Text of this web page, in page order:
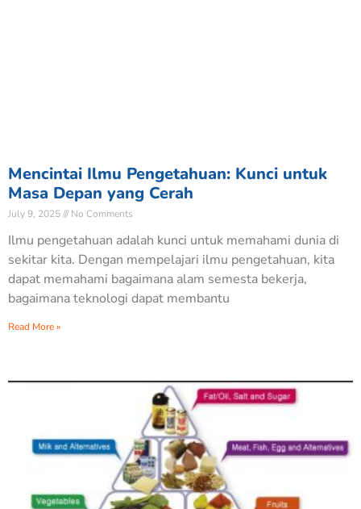
Mencintai Ilmu Pengetahuan: Kunci untuk
Masa Depan yang Cerah
July 9, 2025 No Comments
Ilmu pengetahuan adalah kunci untuk memahami dunia di
sekitar kita. Dengan mempelajari ilmu pengetahuan, kita
dapat memahami bagaimana alam semesta bekerja,
bagaimana teknologi dapat membantu
Read More »